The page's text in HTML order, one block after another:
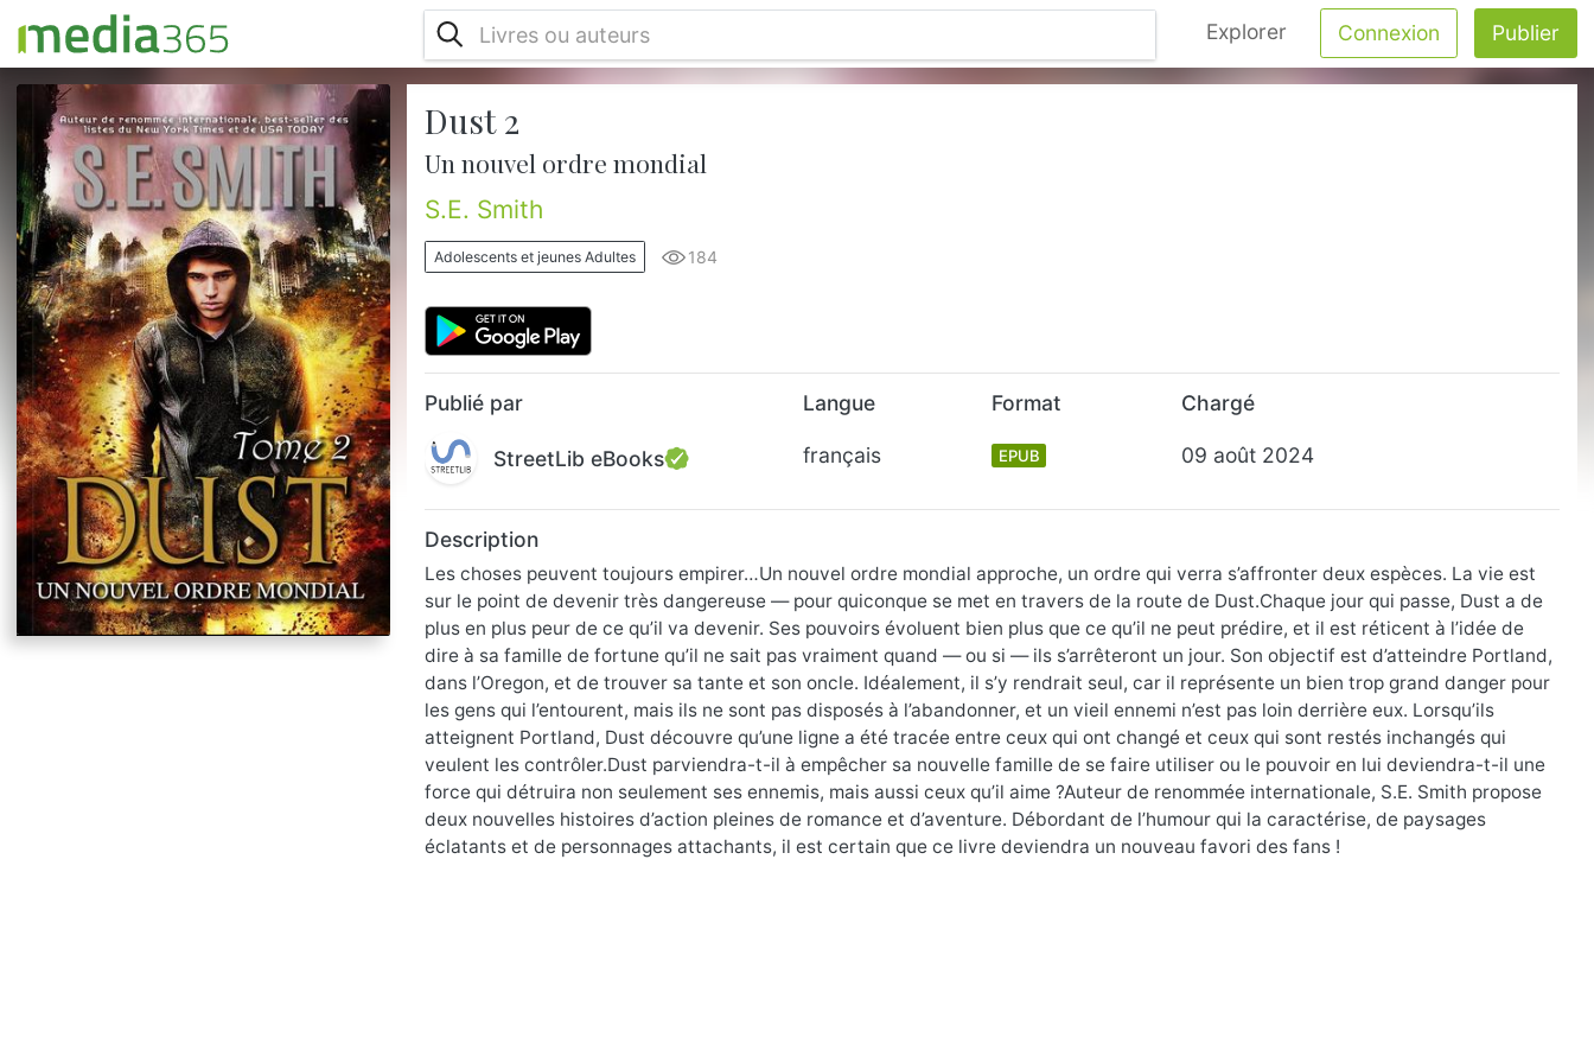
Explorer Connexion Publier
Les choses peuvent toujours empirer…Un
nouvel ordre mondial approche, un ordre
qui verra s’affronter deux espèces. La vie
est sur le point de devenir très dangereuse
— pour quiconque se met en travers de la
route de Dust.Chaque jour qui passe, Dust
a de plus en plus peur de ce qu’il va
devenir. Ses pouvoirs évoluent bien plus
que ce qu’il ne peut prédire, et il est
réticent à l’idée de dire à sa f...
Dust 2
Un nouvel ordre mondial
S.E. Smith
Adolescents et jeunes Adultes 184
Publié par
StreetLib eBooks
Langue
français
Format
EPUB
Chargé
09 août 2024
Description
Les choses peuvent toujours empirer…Un nouvel ordre mondial approche, un ordre qui verra s’affronter deux espèces. La vie est
sur le point de devenir très dangereuse — pour quiconque se met en travers de la route de Dust.Chaque jour qui passe, Dust a de
plus en plus peur de ce qu’il va devenir. Ses pouvoirs évoluent bien plus que ce qu’il ne peut prédire, et il est réticent à l’idée de
dire à sa famille de fortune qu’il ne sait pas vraiment quand — ou si — ils s’arrêteront un jour. Son objectif est d’atteindre Portland,
dans l’Oregon, et de trouver sa tante et son oncle. Idéalement, il s’y rendrait seul, car il représente un bien trop grand danger pour
les gens qui l’entourent, mais ils ne sont pas disposés à l’abandonner, et un vieil ennemi n’est pas loin derrière eux. Lorsqu’ils
atteignent Portland, Dust découvre qu’une ligne a été tracée entre ceux qui ont changé et ceux qui sont restés inchangés qui
veulent les contrôler.Dust parviendra-t-il à empêcher sa nouvelle famille de se faire utiliser ou le pouvoir en lui deviendra-t-il une
force qui détruira non seulement ses ennemis, mais aussi ceux qu’il aime ?Auteur de renommée internationale, S.E. Smith propose
deux nouvelles histoires d’action pleines de romance et d’aventure. Débordant de l’humour qui la caractérise, de paysages
éclatants et de personnages attachants, il est certain que ce livre deviendra un nouveau favori des fans !